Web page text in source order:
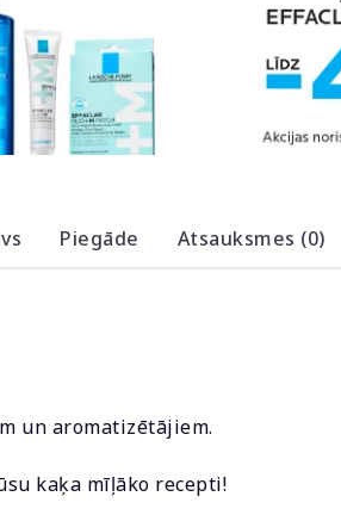
Piegāde Atsauksmes (0)
un aromatizētājiem.
kaķa mīļāko recepti!